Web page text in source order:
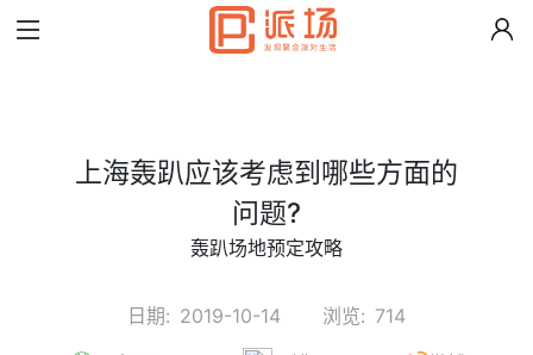
上海轰趴应该考虑到哪些方面的
问题?
轰趴场地预定攻略
日期: 2019-10-14 浏览: 714